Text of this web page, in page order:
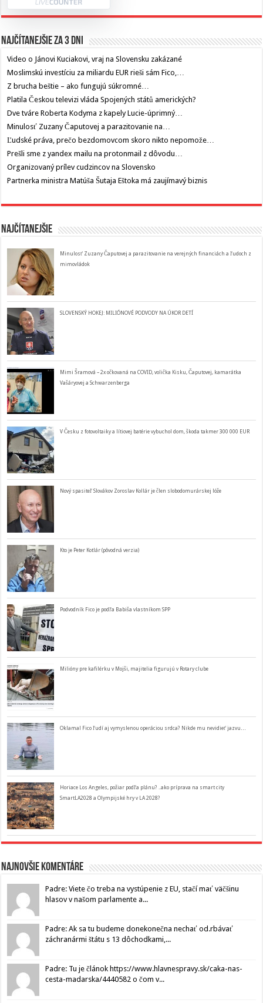
Najčítanejšie za 3 dni
Video o Jánovi Kuciakovi, vraj na Slovensku zakázané
Moslimskú investíciu za miliardu EUR rieši sám Fico,…
Z brucha beštie – ako fungujú súkromné…
Platila Českou televizi vláda Spojených států amerických?
Dve tváre Roberta Kodyma z kapely Lucie-úprimný…
Minulosť Zuzany Čaputovej a parazitovanie na…
Ľudské práva, prečo bezdomovcom skoro nikto nepomože…
Prešli sme z yandex mailu na protonmail z dôvodu…
Organizovaný prílev cudzincov na Slovensko
Partnerka ministra Matúša Šutaja Eštoka má zaujímavý biznis
Najčítanejšie
Minulosť Zuzany Čaputovej a parazitovanie na verejných financiách a ľudoch z
mimovládok
SLOVENSKÝ HOKEJ: MILIÓNOVÉ PODVODY NA ÚKOR DETÍ
Mimi Šramová – 2x očkovaná na COVID, volička Kisku, Čaputovej, kamarátka
Vašáryovej a Schwarzenberga
V Česku z fotovoltaiky a lítiovej batérie vybuchol dom, škoda takmer 300 000 EUR
Nový spasiteľ Slovákov Zoroslav Kollár je člen slobodomurárskej lóže
Kto je Peter Kotlár (pôvodná verzia)
Podvodník Fico je podľa Babiša vlastníkom SPP
Milióny pre kafilérku v Mojši, majitelia figurujú v Rotary clube
Oklamal Fico ľudí aj vymyslenou operáciou srdca? Nikde mu nevidieť jazvu…
Horiace Los Angeles, požiar podľa plánu? ..ako príprava na smart city
SmartLA2028 a Olympijské hry v LA 2028?
Najnovšie komentáre
Padre: Viete čo treba na vystúpenie z EU, stačí mať väčšinu
hlasov v našom parlamente a...
Padre: Ak sa tu budeme donekonečna nechať od.rbávať
záchranármi štátu s 13 dôchodkami,...
Padre: Tu je článok https://www.hlavnespravy.sk/caka-nas-
cesta-madarska/4440582 o čom v...